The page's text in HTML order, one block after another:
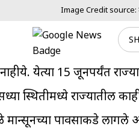
Image Credit source:
येत्या 15 जूनपर्यंत
स्थितीमध्ये राज्यातील
मान्सूनच्या पावसाकडे लागले